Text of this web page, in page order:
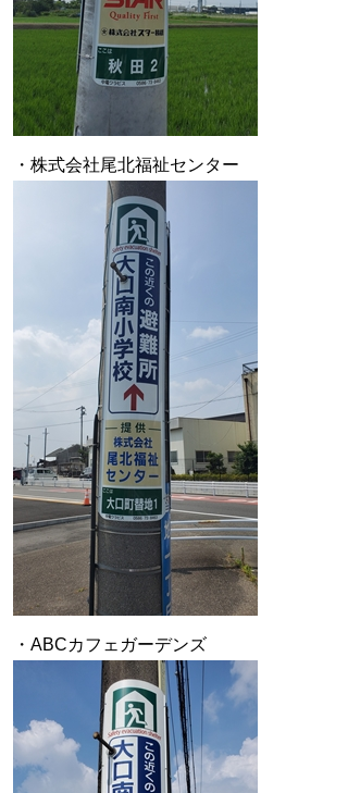
・株式会社尾北福祉センター
・ABCカフェガーデンズ